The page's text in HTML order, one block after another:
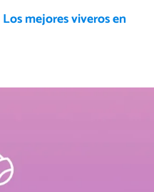
Los mejores viveros en